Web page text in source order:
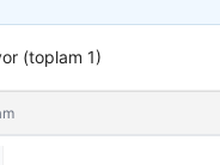
(toplam 1)